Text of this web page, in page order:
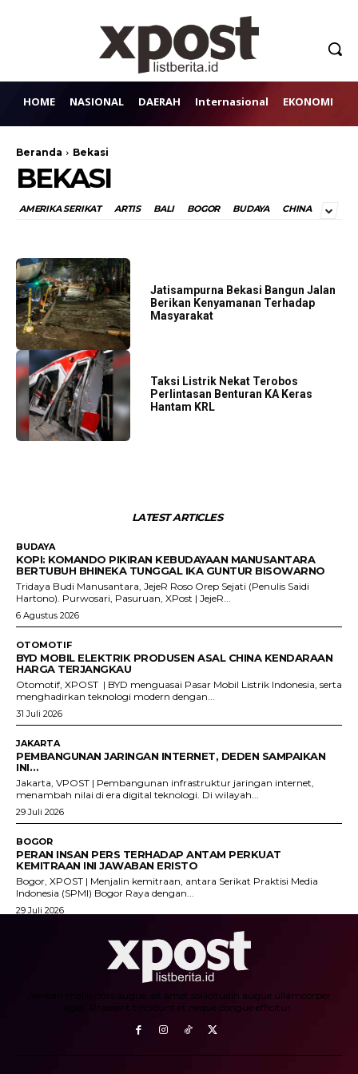
HOME NASIONAL DAERAH Internasional EKONOMI
Beranda Bekasi
BEKASI
AMERIKA SERIKAT ARTIS BALI BOGOR BUDAYA CHINA
Jatisampurna Bekasi Bangun Jalan
Berikan Kenyamanan Terhadap
Masyarakat
Taksi Listrik Nekat Terobos
Perlintasan Benturan KA Keras
Hantam KRL
LATEST ARTICLES
BUDAYA
KOPI: KOMANDO PIKIRAN KEBUDAYAAN MANUSANTARA
BERTUBUH BHINEKA TUNGGAL IKA GUNTUR BISOWARNO
Tridaya Budi Manusantara, JejeR Roso Orep Sejati (Penulis Saidi
Hartono). Purwosari, Pasuruan, XPost | JejeR...
6 Agustus 2026
OTOMOTIF
BYD MOBIL ELEKTRIK PRODUSEN ASAL CHINA KENDARAAN
HARGA TERJANGKAU
Otomotif, XPOST | BYD menguasai Pasar Mobil Listrik Indonesia, serta
menghadirkan teknologi modern dengan...
31 Juli 2026
JAKARTA
PEMBANGUNAN JARINGAN INTERNET, DEDEN SAMPAIKAN
INI…
Jakarta, VPOST | Pembangunan infrastruktur jaringan internet,
menambah nilai di era digital teknologi. Di wilayah...
29 Juli 2026
BOGOR
PERAN INSAN PERS TERHADAP ANTAM PERKUAT
KEMITRAAN INI JAWABAN ERISTO
Bogor, XPOST | Menjalin kemitraan, antara Serikat Praktisi Media
Indonesia (SPMI) Bogor Raya dengan...
29 Juli 2026
Aenean mollis odio augue, sit amet sollicitudin augue ullamcorper
eget. Praesent tincidunt et neque congue efficitur.